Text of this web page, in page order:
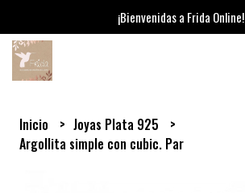
¡Bienvenidas a Frida Online!
Inicio
Joyas Plata 925
Argollita simple con cubic. Par